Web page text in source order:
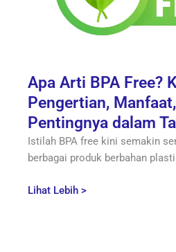
Apa Arti BPA Free?
Pengertian,
Pentingnya dalam
Istilah BPA free kini semakin
berbagai produk berbahan
Lihat Lebih >